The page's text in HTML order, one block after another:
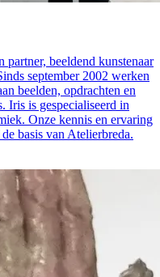
beeldend kunstenaar
september 2002 werken
beelden, opdrachten en
Iris is gespecialiseerd in
Onze kennis en ervaring
basis van Atelierbreda.